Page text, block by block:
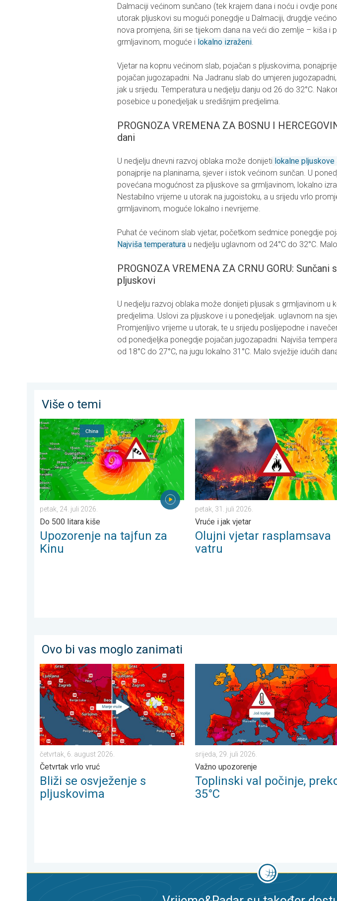
Dalmaciji većinom sunčano (tek krajem dana i noću i ovdje
utorak pljuskovi su mogući ponegdje u Dalmaciji, drugdje
nova promjena, širi se tijekom dana na veći dio zemlje – kiša i
grmljavinom, moguće i lokalno izraženi.
Vjetar na kopnu većinom slab, pojačan s pljuskovima,
pojačan jugozapadni. Na Jadranu slab do umjeren
jak u srijedu. Temperatura u nedjelju danju od 26 do 32°C.
posebice u ponedjeljak u središnjim predjelima.
PROGNOZA VREMENA ZA BOSNU I
dani
U nedjelju dnevni razvoj oblaka može donijeti lokalne
ponajprije na planinama, sjever i istok većinom sunčan. U
povećana mogućnost za pljuskove sa grmljavinom, lokalno
Nestabilno vrijeme u utorak na jugoistoku, a u srijedu vrlo
grmljavinom, moguće lokalno i nevrijeme.
Puhat će većinom slab vjetar, početkom sedmice ponegdje
Najviša temperatura u nedjelju uglavnom od 24°C do 32°C.
PROGNOZA VREMENA ZA CRNU GORU:
pljuskovi
U nedjelju razvoj oblaka može donijeti pljusak s grmljavinom u
predjelima. Uslovi za pljuskove i u ponedjeljak. uglavnom na
Promjenljivo vrijeme u utorak, te u srijedu poslijepodne i
od ponedjeljka ponegdje pojačan jugozapadni. Najviša
od 18°C do 27°C, na jugu lokalno 31°C. Malo svježije idućih
Više o temi
Upozorenje na tajfun za Kinu. Do 500 litara kiše. . . petak, 24. juli 2026.
petak, 24. juli 2026.
Do 500 litara kiše
Upozorenje na tajfun za
Kinu
Olujni vjetar rasplamsava vatru. Vruće i
petak, 31. juli 2026.
Vruće i jak vjetar
Olujni vjetar rasplamsava
vatru
Ovo bi vas moglo zanimati
Bliži se osvježenje s pljuskovima. Četvrtak vrlo vruć. . . četvrtak, 6. august 2026.
četvrtak, 6. august 2026.
Četvrtak vrlo vruć
Bliži se osvježenje s
pljuskovima
Toplinski val počinje, preko 35°C. Važno
srijeda, 29. juli 2026.
Važno upozorenje
Toplinski val počinje,
35°C